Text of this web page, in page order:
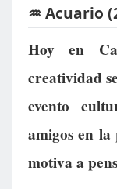
♒ Acuario
Hoy en
creatividad
evento
amigos en
motiva a